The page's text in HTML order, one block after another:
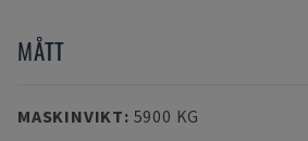
MÅTT
MASKINVIKT: 5900 KG